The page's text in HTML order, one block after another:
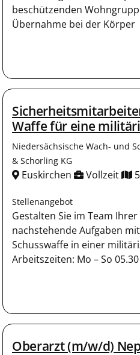
beschützenden
Übernahme bei der Körper
Waffe für eine
Niedersächsische Wach- und
& Schorling KG
Euskirchen Vollzeit
Stellenangebot
Gestalten Sie im Team
nachstehende Aufgaben
Schusswaffe in einer
Arbeitszeiten: Mo – So
Oberarzt (m/w/d)